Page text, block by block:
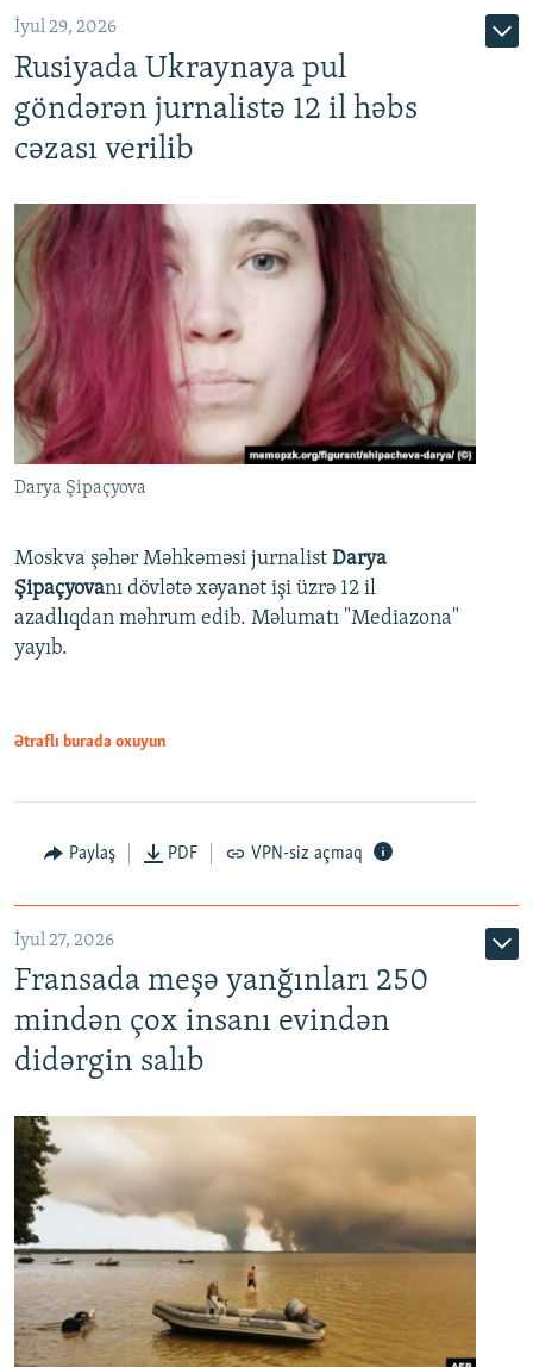
İyul 29, 2026
Rusiyada Ukraynaya pul
göndərən jurnalistə 12 il həbs
cəzası verilib
Darya Şipaçyova
Moskva şəhər Məhkəməsi jurnalist Darya
Şipaçyovanı dövlətə xəyanət işi üzrə 12 il
azadlıqdan məhrum edib. Məlumatı "Mediazona"
yayıb.
Ətraflı burada oxuyun
Paylaş PDF VPN-siz açmaq
İyul 27, 2026
Fransada meşə yanğınları 250
mindən çox insanı evindən
didərgin salıb